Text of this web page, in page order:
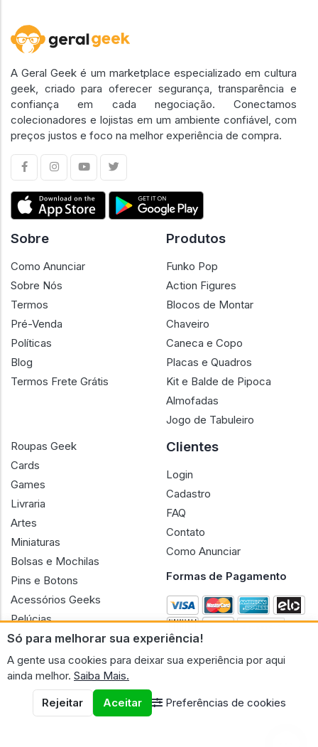
Só para melhorar sua experiência!
A gente usa cookies para deixar sua experiência por aqui
ainda melhor. Saiba Mais.
Rejeitar
Aceitar Preferências de cookies
A Geral Geek é um marketplace especializado em cultura
geek, criado para oferecer segurança, transparência e
confiança em cada negociação. Conectamos
colecionadores e lojistas em um ambiente confiável, com
preços justos e foco na melhor experiência de compra.
Sobre
Como Anunciar
Sobre Nós
Termos
Pré-Venda
Políticas
Blog
Termos Frete Grátis
Produtos
Funko Pop
Action Figures
Blocos de Montar
Chaveiro
Caneca e Copo
Placas e Quadros
Kit e Balde de Pipoca
Almofadas
Jogo de Tabuleiro
Roupas Geek
Cards
Games
Livraria
Artes
Miniaturas
Bolsas e Mochilas
Pins e Botons
Acessórios Geeks
Pelúcias
Bonecas
Clientes
Login
Cadastro
FAQ
Contato
Como Anunciar
Formas de Pagamento
CNPJ n.º 30.220.458/0001-17 - GERAL GEEK PORTAL ELETRONICO